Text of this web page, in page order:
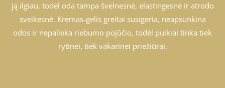
ją ilgiau, todėl oda tampa švelnesnė, elastingesnė ir atrodo
sveikesnė. Kremas-gelis greitai susigeria, neapsunkina
odos ir nepalieka riebumo pojūčio, todėl puikiai tinka tiek
rytinei, tiek vakarinei priežiūrai.